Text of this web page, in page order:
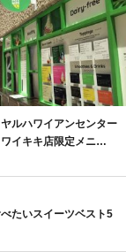
ルハワイアンセンター
イキキ店限定メニ…
たいスイーツベスト5